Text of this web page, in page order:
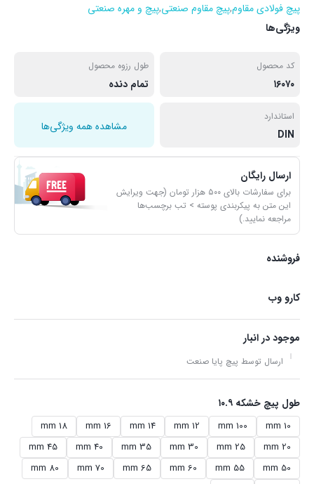
پیچ فولادی مقاوم,پیچ مقاوم صنعتی,پیچ و مهره صنعتی
ویژگی‌ها
کد محصول
۱۶۰۷۰
طول رزوه محصول
تمام دنده
استاندارد
DIN
مشاهده همه ویژگی‌ها
ارسال رایگان
برای سفارشات بالای ۵۰۰ هزار تومان (جهت ویرایش
این متن به پیکربندی پوسته > تب برچسب‌ها
مراجعه نمایید.)
فروشنده
کارو وب
موجود در انبار
ارسال توسط پیچ پایا صنعت
طول پیچ خشکه ۱۰.۹
10 mm
100 mm
12 mm
14 mm
16 mm
18 mm
20 mm
25 mm
30 mm
35 mm
40 mm
45 mm
50 mm
55 mm
60 mm
65 mm
70 mm
80 mm